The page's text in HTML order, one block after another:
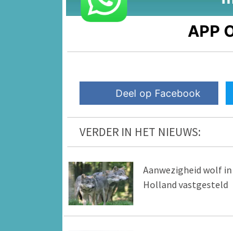
APP
Deel op Facebook
VERDER IN HET NIEUWS:
Aanwezigheid wolf
Holland vastgesteld